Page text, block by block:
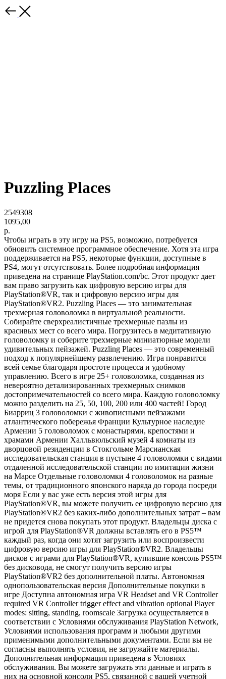
Puzzling Places
2549308
1095,00
р.
Чтобы играть в эту игру на PS5, возможно, потребуется
обновить системное программное обеспечение. Хотя эта игра
поддерживается на PS5, некоторые функции, доступные в
PS4, могут отсутствовать. Более подробная информация
приведена на странице PlayStation.com/bc. Этот продукт дает
вам право загрузить как цифровую версию игры для
PlayStation®VR, так и цифровую версию игры для
PlayStation®VR2. Puzzling Places — это занимательная
трехмерная головоломка в виртуальной реальности.
Собирайте сверхреалистичные трехмерные пазлы из
красивых мест со всего мира. Погрузитесь в медитативную
головоломку и соберите трехмерные миниатюрные модели
удивительных пейзажей. Puzzling Places — это современный
подход к популярнейшему развлечению. Игра понравится
всей семье благодаря простоте процесса и удобному
управлению. Всего в игре 25+ головоломка, созданная из
невероятно детализированных трехмерных снимков
достопримечательностей со всего мира. Каждую головоломку
можно разделить на 25, 50, 100, 200 или 400 частей! Город
Биарриц 3 головоломки с живописными пейзажами
атлантического побережья Франции Культурное наследие
Армении 5 головоломок с монастырями, крепостями и
храмами Армении Халльвюльский музей 4 комнаты из
дворцовой резиденции в Стокгольме Марсианская
исследовательская станция в пустыне 4 головоломки с видами
отдаленной исследовательской станции по имитации жизни
на Марсе Отдельные головоломки 4 головоломок на разные
темы, от традиционного японского наряда до города посреди
моря Если у вас уже есть версия этой игры для
PlayStation®VR, вы можете получить ее цифровую версию для
PlayStation®VR2 без каких-либо дополнительных затрат – вам
не придется снова покупать этот продукт. Владельцы диска с
игрой для PlayStation®VR должны вставлять его в PS5™
каждый раз, когда они хотят загрузить или воспроизвести
цифровую версию игры для PlayStation®VR2. Владельцы
дисков с играми для PlayStation®VR, купившие консоль PS5™
без дисковода, не смогут получить версию игры
PlayStation®VR2 без дополнительной платы. Автономная
однопользовательская версия Дополнительные покупки в
игре Доступна автономная игра VR Headset and VR Controller
required VR Controller trigger effect and vibration optional Player
modes: sitting, standing, roomscale Загрузка осуществляется в
соответствии с Условиями обслуживания PlayStation Network,
Условиями использования программ и любыми другими
применимыми дополнительными документами. Если вы не
согласны выполнять условия, не загружайте материалы.
Дополнительная информация приведена в Условиях
обслуживания. Вы можете загружать эти данные и играть в
них на основной консоли PS5, связанной с вашей учетной